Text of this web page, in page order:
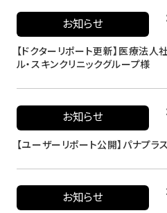
お知らせ
【ドクターリポート更新】医療法
ル・スキンクリニックグループ様
お知らせ
【ユーザーリポート公開】パナプ
お知らせ